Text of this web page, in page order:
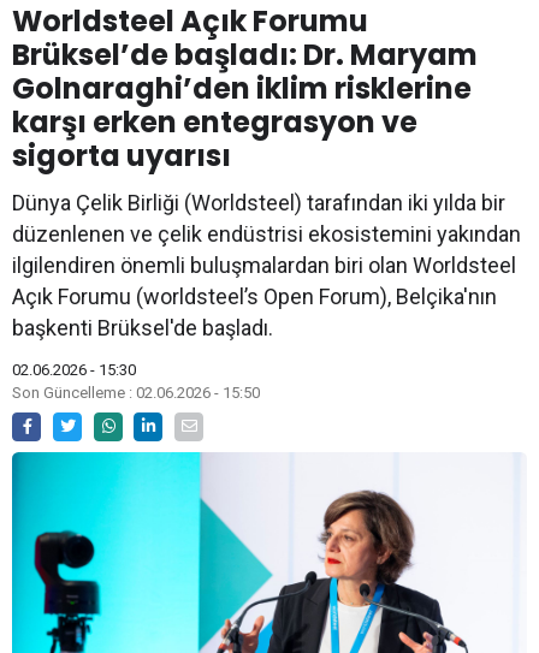
Worldsteel Açık Forumu
Brüksel’de başladı: Dr. Maryam
Golnaraghi’den iklim risklerine
karşı erken entegrasyon ve
sigorta uyarısı
Dünya Çelik Birliği (Worldsteel) tarafından iki yılda bir
düzenlenen ve çelik endüstrisi ekosistemini yakından
ilgilendiren önemli buluşmalardan biri olan Worldsteel
Açık Forumu (worldsteel’s Open Forum), Belçika'nın
başkenti Brüksel'de başladı.
02.06.2026 - 15:30
Son Güncelleme : 02.06.2026 - 15:50